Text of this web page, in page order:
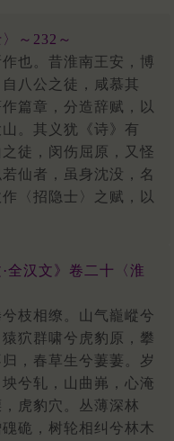
～232～
也。昔淮南王安，博
八公之徒，咸慕其
篇章，分造辞赋，以
。其义犹《诗》有
徒，闵伤屈原，又怪
仙者，虽身沈没，名
〈招隐士〉之赋，以
全汉文》卷二十〈淮
枝相缭。山气巃嵷兮
狖群啸兮虎豹原，攀
，春草生兮萋萋。岁
兮轧，山曲岪，心淹
虎豹穴。丛薄深林
硊，树轮相纠兮林木